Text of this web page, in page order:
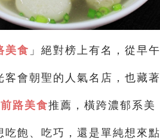
美食 」絕對榜上有名，從早午
會朝聖的人氣名店，也藏著
路美食推薦，橫跨濃郁系美
飽、吃巧，還是單純想來點